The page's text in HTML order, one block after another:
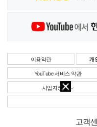
이용약관 개
YouTube 서비스 약관
사업자정보
고객